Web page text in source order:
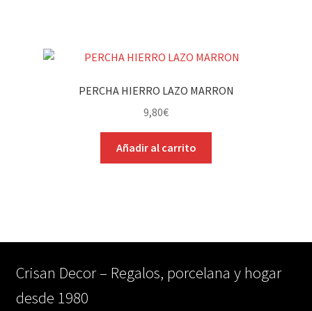
PERCHA HIERRO LAZO MARRON
9,80€
Añadir al carrito
Crisan Decor – Regalos, porcelana y hogar
desde 1980